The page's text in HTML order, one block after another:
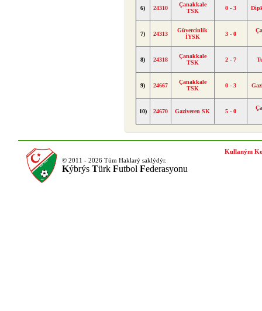
6) 24310
Çanakkale
TSK
0 - 3
7) 24313
Güvercinlik
İYSK
3 - 0
8) 24318
Çanakkale
TSK
2 - 7
9) 24667
Çanakkale
TSK
0 - 3
10) 24670 Gaziveren SK 5 - 0
© 2011 - 2026 Tüm Haklarý saklýdýr.
Kýbrýs Türk Futbol Federasyonu
Kullaným